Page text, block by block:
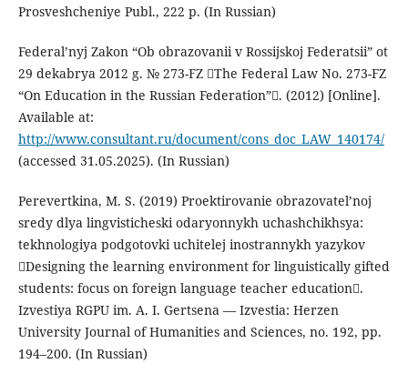
Prosveshcheniye Publ., 222 p. (In Russian)
Federal’nyj Zakon “Ob obrazovanii v Rossijskoj Federatsii” ot
29 dekabrya 2012 g. № 273-FZ The Federal Law No. 273-FZ
“On Education in the Russian Federation”. (2012) [Online].
Available at:
http://www.consultant.ru/document/cons_doc_LAW_140174/
(accessed 31.05.2025). (In Russian)
Perevertkina, M. S. (2019) Proektirovanie obrazovatel’noj
sredy dlya lingvisticheski odaryonnykh uchashchikhsya:
tekhnologiya podgotovki uchitelej inostrannykh yazykov
Designing the learning environment for linguistically gifted
students: focus on foreign language teacher education.
Izvestiya RGPU im. A. I. Gertsena — Izvestia: Herzen
University Journal of Humanities and Sciences, no. 192, pp.
194–200. (In Russian)